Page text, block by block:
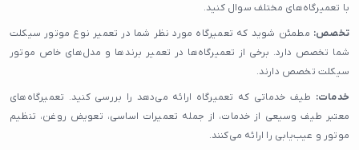
با تعمیرگاه‌های مختلف سوال کنید.
تخصص: مطمئن شوید که تعمیرگاه مورد نظر شما در تعمیر نوع موتور سیکلت
شما تخصص دارد. برخی از تعمیرگاه‌ها در تعمیر برندها و مدل‌های خاص موتور
سیکلت تخصص دارند.
خدمات: طیف خدماتی که تعمیرگاه ارائه می‌دهد را بررسی کنید. تعمیرگاه‌های
معتبر طیف وسیعی از خدمات، از جمله تعمیرات اساسی، تعویض روغن، تنظیم
موتور و عیب‌یابی را ارائه می‌کنند.